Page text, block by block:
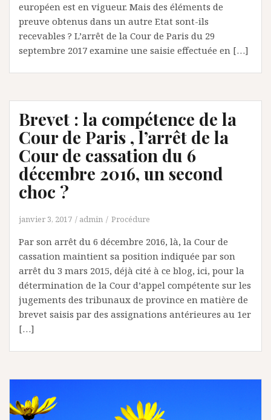
européen est en vigueur. Mais des éléments de
preuve obtenus dans un autre Etat sont-ils
recevables ? L’arrêt de la Cour de Paris du 29
septembre 2017 examine une saisie effectuée en […]
Brevet : la compétence de la
Cour de Paris , l’arrêt de la
Cour de cassation du 6
décembre 2016, un second
choc ?
janvier 3, 2017 admin Procédure
Par son arrêt du 6 décembre 2016, là, la Cour de
cassation maintient sa position indiquée par son
arrêt du 3 mars 2015, déjà cité à ce blog, ici, pour la
détermination de la Cour d’appel compétente sur les
jugements des tribunaux de province en matière de
brevet saisis par des assignations antérieures au 1er
[…]